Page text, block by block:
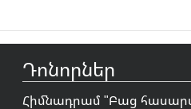
Դոնորներ
Հիմնադրամ "Բաց